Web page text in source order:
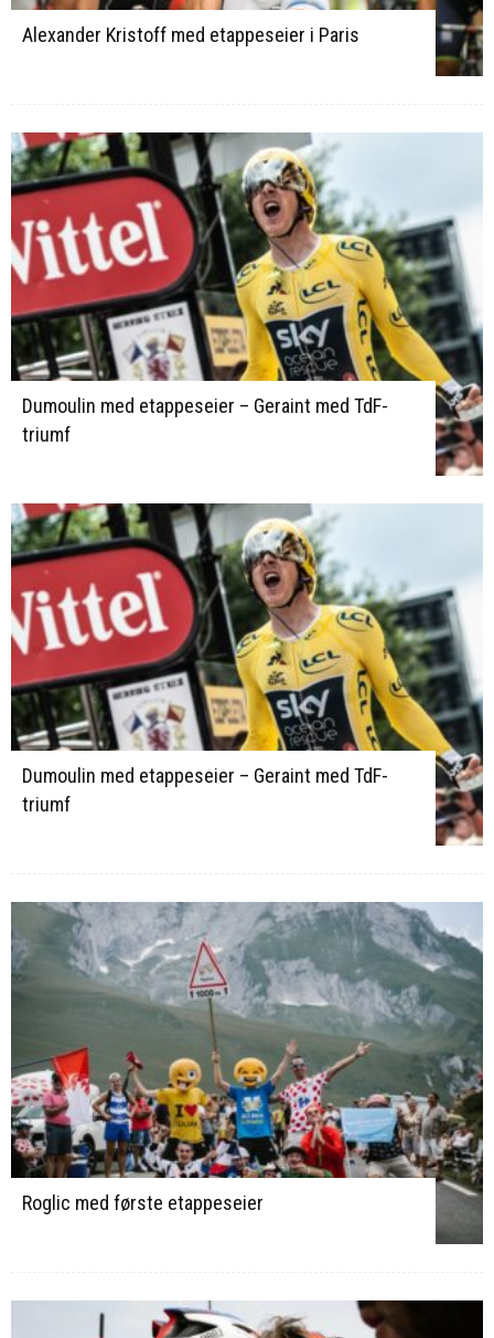
Alexander Kristoff med etappeseier i Paris
Dumoulin med etappeseier – Geraint med TdF-
triumf
Dumoulin med etappeseier – Geraint med TdF-
triumf
Roglic med første etappeseier